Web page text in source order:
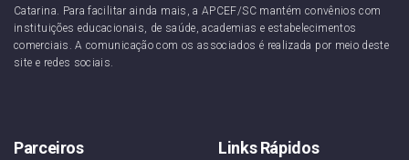
Catarina. Para facilitar ainda mais, a APCEF/SC mantém convênios com
instituições educacionais, de saúde, academias e estabelecimentos
comerciais. A comunicação com os associados é realizada por meio deste
site e redes sociais.
Parceiros Links Rápidos